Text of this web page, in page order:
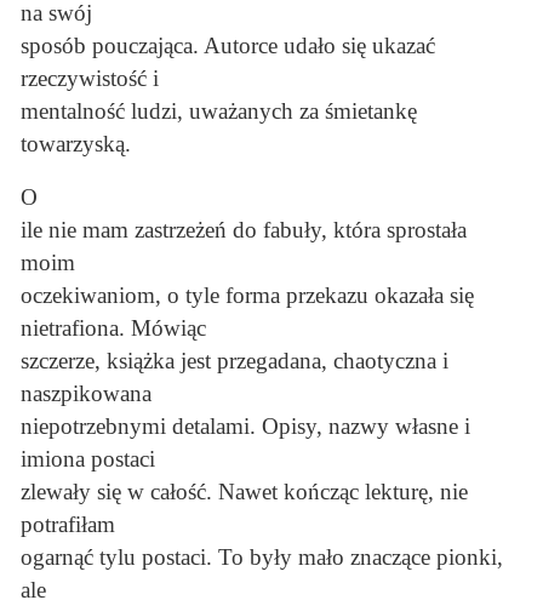
na swój
sposób pouczająca. Autorce udało się ukazać
rzeczywistość i
mentalność ludzi, uważanych za śmietankę
towarzyską.
O
ile nie mam zastrzeżeń do fabuły, która sprostała
moim
oczekiwaniom, o tyle forma przekazu okazała się
nietrafiona. Mówiąc
szczerze, książka jest przegadana, chaotyczna i
naszpikowana
niepotrzebnymi detalami. Opisy, nazwy własne i
imiona postaci
zlewały się w całość. Nawet kończąc lekturę, nie
potrafiłam
ogarnąć tylu postaci. To były mało znaczące pionki,
ale